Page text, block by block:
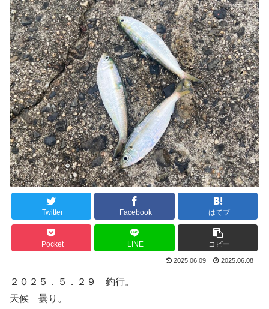
Twitter Facebook はてブ
Pocket LINE コピー
2025.06.09 2025.06.08
２０２５．５．２９ 釣行。
天候 曇り。